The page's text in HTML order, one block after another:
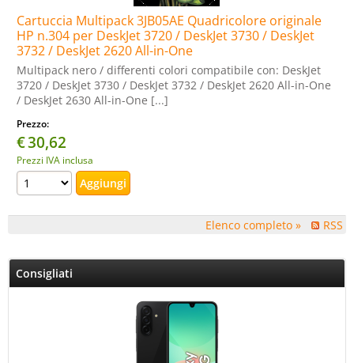
Cartuccia Multipack 3JB05AE Quadricolore originale
HP n.304 per DeskJet 3720 / DeskJet 3730 / DeskJet
3732 / DeskJet 2620 All-in-One
Multipack nero / differenti colori compatibile con: DeskJet
3720 / DeskJet 3730 / DeskJet 3732 / DeskJet 2620 All-in-One
/ DeskJet 2630 All-in-One [...]
Prezzo:
€30,62
Prezzi IVA inclusa
Elenco completo » RSS
Consigliati